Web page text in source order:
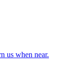
us when near.